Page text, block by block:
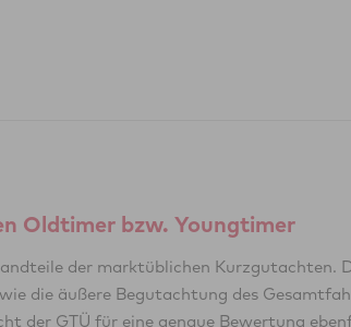
Oldtimer bzw. Youngtimer
der marktüblichen Kurzgutachten.
die äußere Begutachtung des
der GTÜ für eine genaue Bewertung